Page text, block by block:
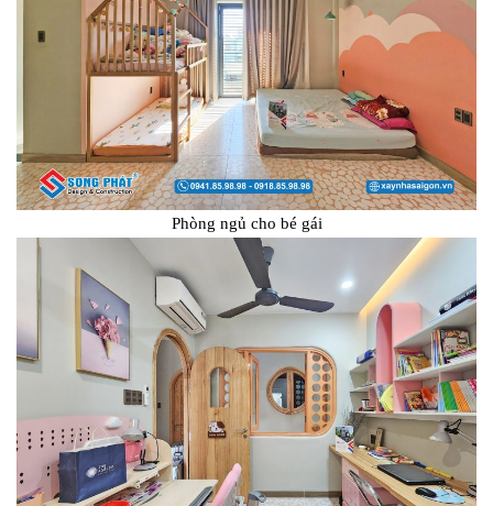
Phòng ngủ cho bé gái